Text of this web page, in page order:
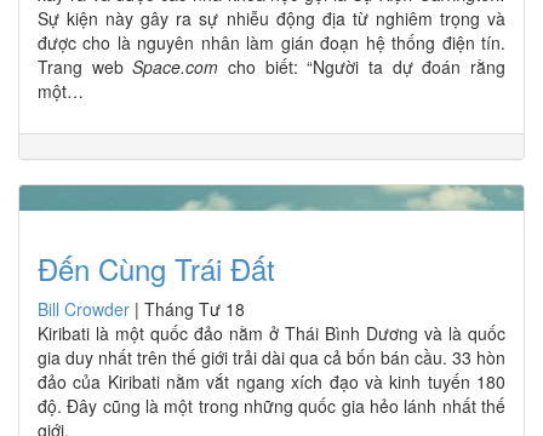
Sự kiện này gây ra sự nhiễu động địa từ nghiêm trọng và
được cho là nguyên nhân làm gián đoạn hệ thống điện tín.
Trang webSpace.com cho biết: “Người ta dự đoán rằng
một…
Đến Cùng Trái Đất
Bill Crowder | Tháng Tư 18
Kiribati là một quốc đảo nằm ở Thái Bình Dương và là quốc
gia duy nhất trên thế giới trải dài qua cả bốn bán cầu. 33 hòn
đảo của Kiribati nằm vắt ngang xích đạo và kinh tuyến 180
độ. Đây cũng là một trong những quốc gia hẻo lánh nhất thế
giới.